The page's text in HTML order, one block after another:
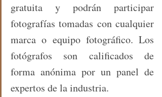
gratuita y podrán participar
fotografías tomadas con cualquier
marca o equipo fotográfico. Los
fotógrafos son calificados de
forma anónima por un panel de
expertos de la industria.